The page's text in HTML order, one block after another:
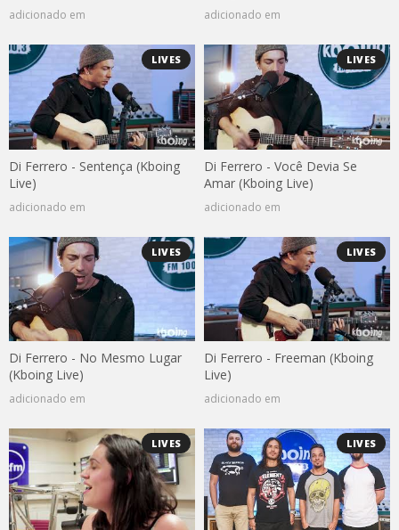
adicionado em adicionado em
LIVES
Di Ferrero - Sentença (Kboing
Live)
adicionado em
LIVES
Di Ferrero - Você Devia Se
Amar (Kboing Live)
adicionado em
LIVES
Di Ferrero - No Mesmo Lugar
(Kboing Live)
adicionado em
LIVES
Di Ferrero - Freeman (Kboing
Live)
adicionado em
LIVES LIVES